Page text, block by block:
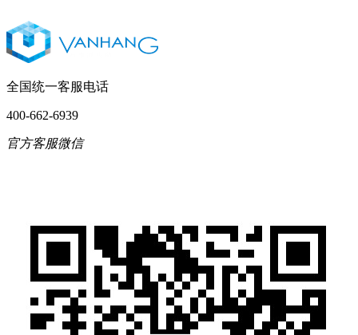
全国统一客服电话
400-662-6939
官方客服微信